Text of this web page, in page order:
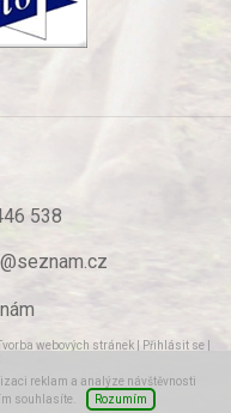
538
webových stránek Přihlásit se
reklam a analýze návštěvnosti
souhlasíte.
Rozumím